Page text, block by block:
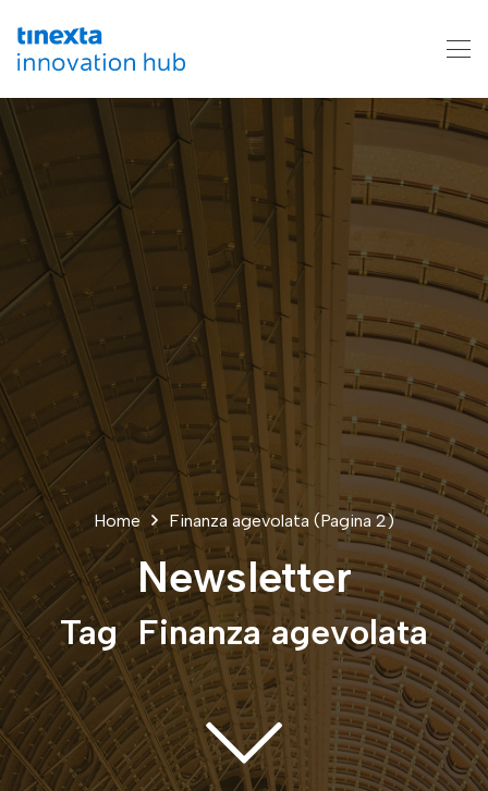
Home Finanza agevolata (Pagina 2)
Newsletter
Tag Finanza agevolata